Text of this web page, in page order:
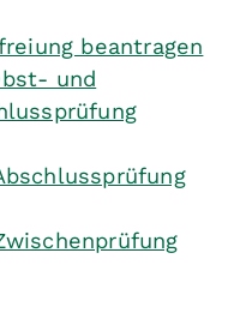
beantragen
und